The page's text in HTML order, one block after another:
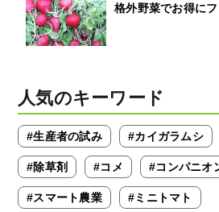
格外野菜でお得に
人気のキーワード
#生産者の試み #カイガラムシ
#除草剤 #コメ #コンパニオ
#スマート農業 #ミニトマト